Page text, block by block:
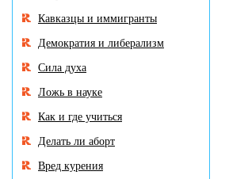
Кавказцы и иммигранты
Демократия и либерализм
Сила духа
Ложь в науке
Как и где учиться
Делать ли аборт
Вред курения